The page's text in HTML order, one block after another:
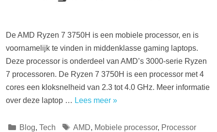
De AMD Ryzen 7 3750H is een mobiele processor, en is
voornamelijk te vinden in middenklasse gaming laptops.
Deze processor is onderdeel van AMD’s 3000-serie Ryzen
7 processoren. De Ryzen 7 3750H is een processor met 4
cores een kloksnelheid van 2.3 tot 4.0 GHz. Meer informatie
over deze laptop … Lees meer »
Categorieën
Blog, Tech Tags
AMD, Mobiele processor, Processor